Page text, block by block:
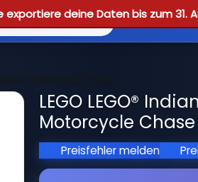
deine Daten bis zum 31.
Reviews
Motorcycle Chase
LEGO LEGO®
Motorcycle
Preisfehler melden